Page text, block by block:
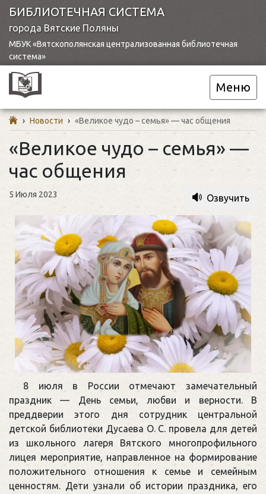
БИБЛИОТЕЧНАЯ СИСТЕМА
города Вятские Поляны
МБУК «Вятскополянская централизованная библиотечная
система»
Меню
› Новости › «Великое чудо – семья» — час общения
«Великое чудо – семья» —
час общения
5 Июля 2023 Озвучить
8 июля в России отмечают замечательный
праздник — День семьи, любви и верности. В
преддверии этого дня сотрудник центральной
детской библиотеки Дусаева О. С. провела для детей
из школьного лагеря Вятского многопрофильного
лицея мероприятие, направленное на формирование
положительного отношения к семье и семейным
ценностям. Дети узнали об истории праздника, его